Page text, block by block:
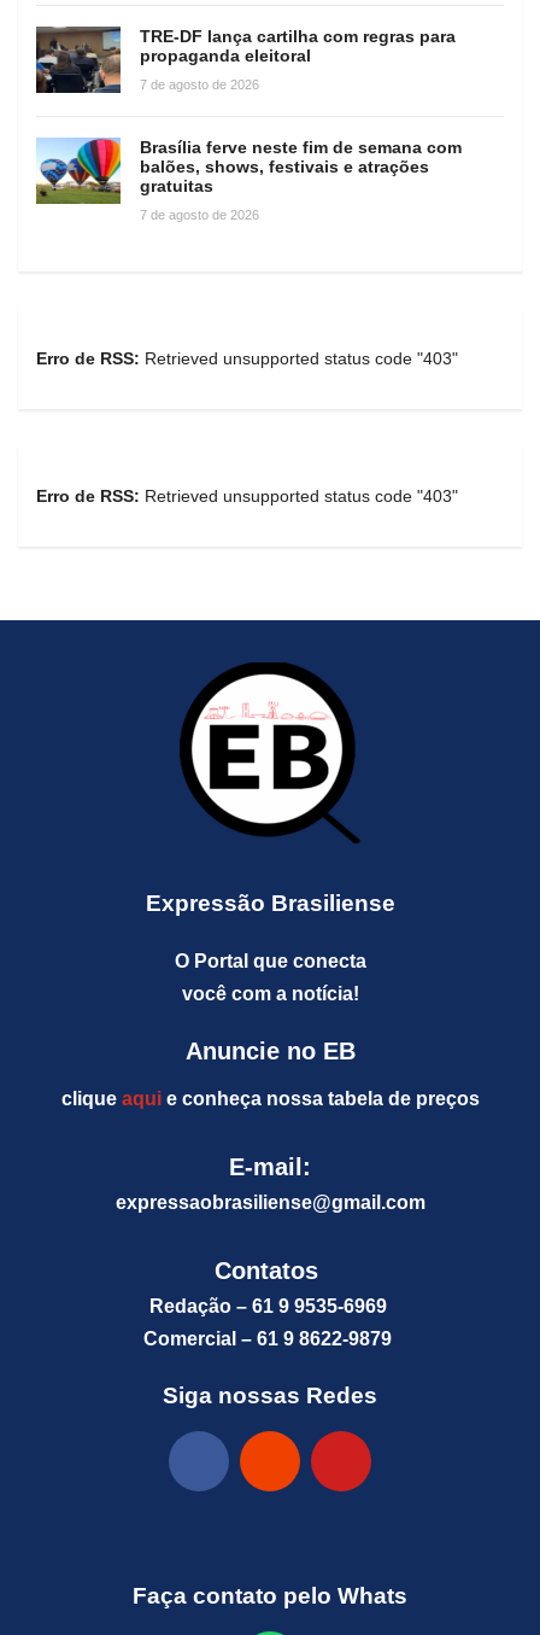
TRE-DF lança cartilha com regras para
propaganda eleitoral
7 de agosto de 2026
Brasília ferve neste fim de semana com
balões, shows, festivais e atrações
gratuitas
7 de agosto de 2026
Erro de RSS: Retrieved unsupported status code "403"
Erro de RSS: Retrieved unsupported status code "403"
Expressão Brasiliense
O Portal que conecta
você com a notícia!
Anuncie no EB
clique aquie conheça nossa tabela de preços
E-mail:
expressaobrasiliense@gmail.com
Contatos
Redação – 61 9 9535-6969
Comercial – 61 9 8622-9879
Siga nossas Redes
Faça contato pelo Whats